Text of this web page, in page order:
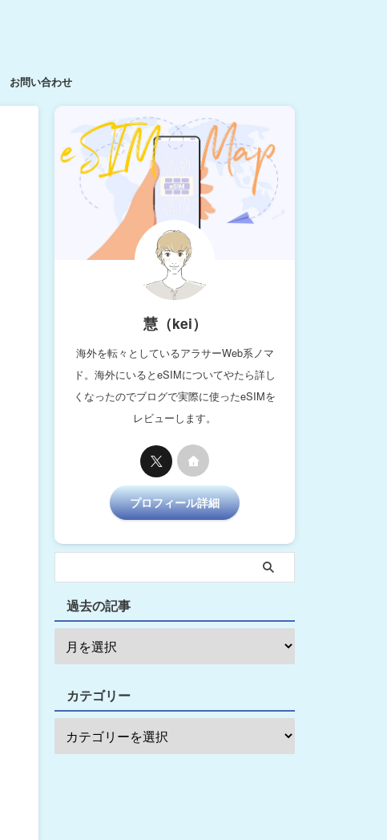
お問い合わせ
慧（kei）
海外を転々としているアラサーWeb系ノマ
ド。海外にいるとeSIMについてやたら詳し
くなったのでブログで実際に使ったeSIMを
レビューします。
プロフィール詳細
過去の記事
カテゴリー